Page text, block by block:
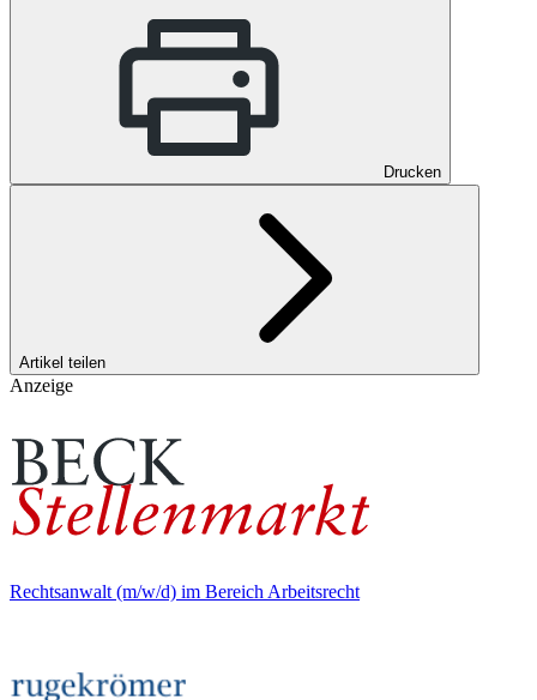
Drucken
Artikel teilen
Anzeige
Rechtsanwalt (m/w/d) im Bereich Arbeitsrecht